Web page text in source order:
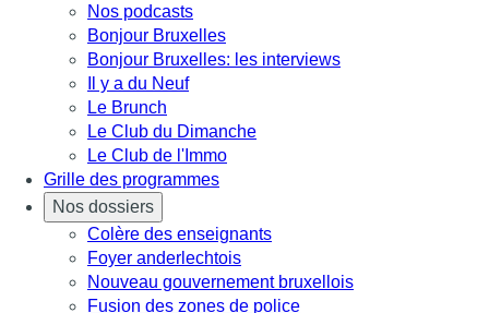
Nos podcasts
Bonjour Bruxelles
Bonjour Bruxelles: les interviews
Il y a du Neuf
Le Brunch
Le Club du Dimanche
Le Club de l'Immo
Grille des programmes
Nos dossiers
Colère des enseignants
Foyer anderlechtois
Nouveau gouvernement bruxellois
Fusion des zones de police